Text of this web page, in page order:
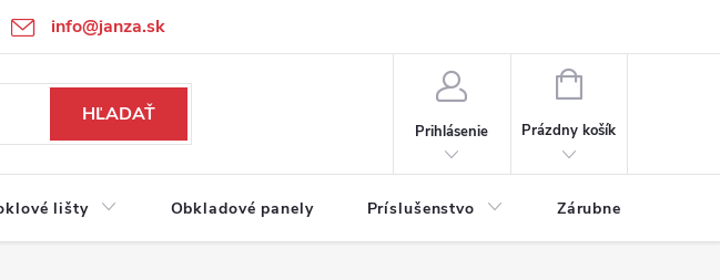
info@janza.sk
podmienky Podmienky ochrany osobných údajov
HĽADAŤ
Prihlásenie
NÁKUPNÝ KOŠÍK
Prázdny košík
lišty Obkladové panely Príslušenstvo Zárubne